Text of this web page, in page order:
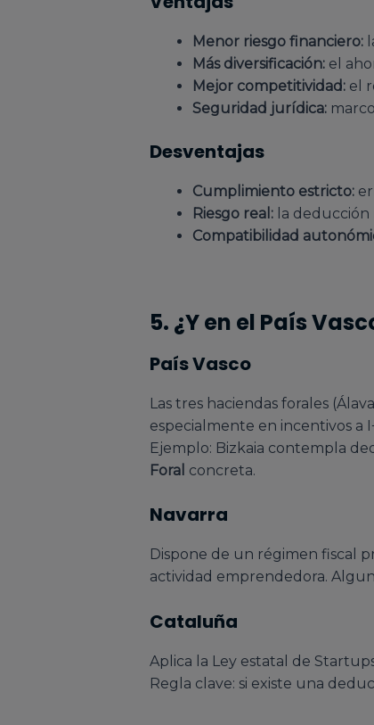
Menor riesgo financiero:
Más diversificación: el
Mejor competitividad: el
Seguridad jurídica:
Desventajas
Cumplimiento estricto:
Riesgo real: la
Compatibilidad
5. ¿Y en el País
País Vasco
Las tres haciendas forales
especialmente en incentivos a
Ejemplo: Bizkaia contempla
Foral concreta.
Navarra
Dispone de un régimen fiscal
actividad emprendedora.
Cataluña
Aplica la Ley estatal de
Regla clave: si existe una